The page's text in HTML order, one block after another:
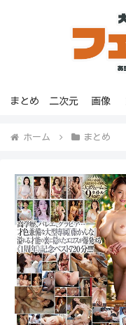
まとめ 二次元 画像
ホーム まとめ